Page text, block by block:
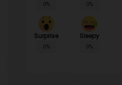
0% 0%
Surprise
0%
Sleepy
0%